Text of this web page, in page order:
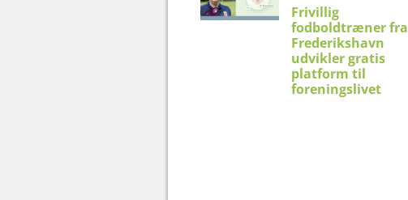
Frivillig
fodboldtræner fra
Frederikshavn
udvikler gratis
platform til
foreningslivet